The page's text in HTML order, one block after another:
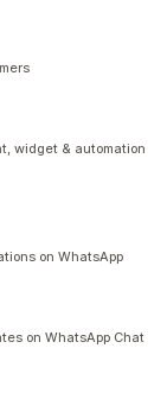
widget & automation
on WhatsApp
on WhatsApp Chat